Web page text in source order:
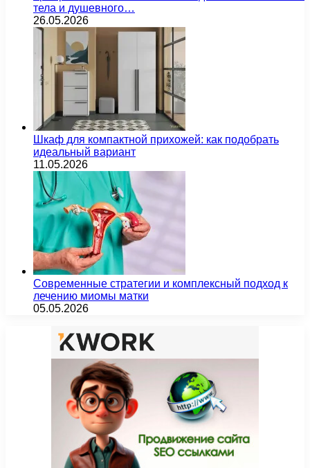
тела и душевного…
26.05.2026
Шкаф для компактной прихожей: как подобрать
идеальный вариант
11.05.2026
Современные стратегии и комплексный подход к
лечению миомы матки
05.05.2026